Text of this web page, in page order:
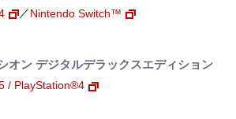
／Nintendo Switch™
オン デジタルデラックスエディション
/ PlayStation®4